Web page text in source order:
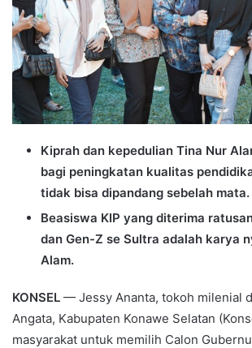
Kiprah dan kepedulian Tina Nur
bagi peningkatan kualitas
tidak bisa dipandang sebelah mata.
Beasiswa KIP yang diterima
dan Gen-Z se Sultra adalah karya
Alam.
KONSEL — Jessy Ananta, tokoh milenial
Angata, Kabupaten Konawe Selatan
masyarakat untuk memilih Calon